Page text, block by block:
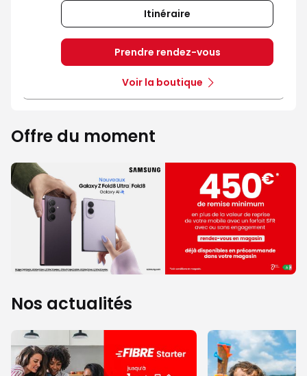
Itinéraire
Prendre rendez-vous
Voir la boutique
Offre du moment
Nos actualités